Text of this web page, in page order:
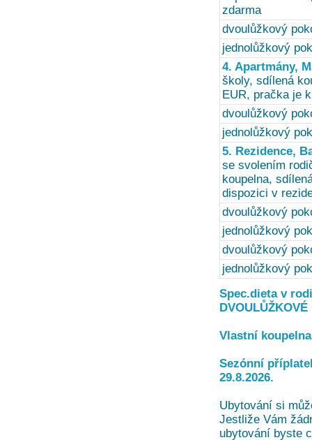
zdarma
dvoulůžkový
jednolůžkový
4. Apartmány,
školy, sdílená
EUR, pračka je
dvoulůžkový
jednolůžkový
5. Rezidence,
se svolením
koupelna,
dispozici v
dvoulůžkový
jednolůžkový
dvoulůžkový
jednolůžkový
Spec.dieta v
Vlastní
Sezónní
29.8.2026.
Ubytování si
Jestliže Vám
ubytování byste